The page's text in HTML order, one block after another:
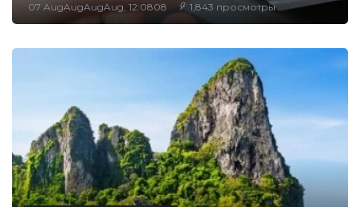
07 AugAugAugAug, 12:0808 1,843 просмотры